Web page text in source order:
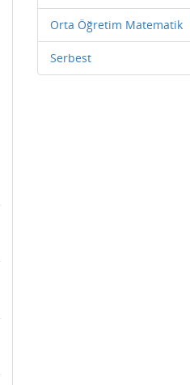
Orta Öğretim Matematik
Serbest